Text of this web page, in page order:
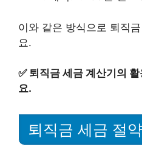
이와 같은 방식으로 퇴직
요.
✅ 퇴직금 세금 계산기의
요.
퇴직금 세금 절